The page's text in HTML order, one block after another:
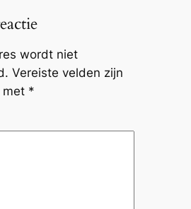
wordt niet
Vereiste velden zijn
met *